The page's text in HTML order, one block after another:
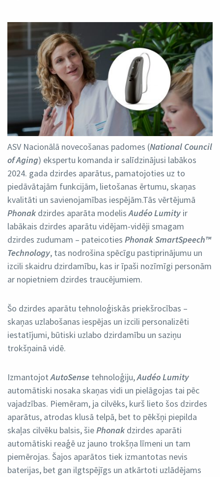
ASV Nacionālā novecošanas padomes (National Council
of Aging) ekspertu komanda ir salīdzinājusi labākos
2024. gada dzirdes aparātus, pamatojoties uz to
piedāvātajām funkcijām, lietošanas ērtumu, skaņas
kvalitāti un savienojamības iespējām.Tās vērtējumā
Phonak dzirdes aparāta modelisAudéo Lumity ir
labākais dzirdes aparātu vidējam-vidēji smagam
dzirdes zudumam – pateicoties Phonak SmartSpeech™
Technology, tas nodrošina spēcīgu pastiprinājumu un
izcili skaidru dzirdamību, kas ir īpaši nozīmīgi personām
ar nopietniem dzirdes traucējumiem.
Šo dzirdes aparātu tehnoloģiskās priekšrocības –
skaņas uzlabošanas iespējas un izcili personalizēti
iestatījumi, būtiski uzlabo dzirdamību un saziņu
trokšņainā vidē.
IzmantojotAutoSense tehnoloģiju,Audéo Lumity
automātiski nosaka skaņas vidi un pielāgojas tai pēc
vajadzības. Piemēram, ja cilvēks, kurš lieto šos dzirdes
aparātus, atrodas klusā telpā, bet to pēkšņi piepilda
skaļas cilvēku balsis, šiePhonak dzirdes aparāti
automātiski reaģē uz jauno trokšņa līmeni un tam
piemērojas. Šajos aparātos tiek izmantotas nevis
baterijas, bet gan ilgtspējīgs un atkārtoti uzlādējams